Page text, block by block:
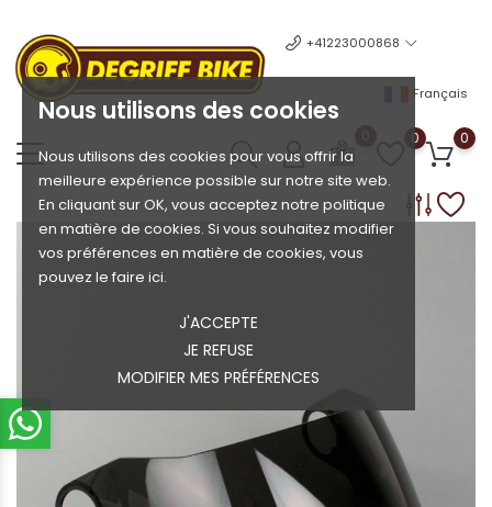
Nous utilisons des cookies
Nous utilisons des cookies pour vous offrir la
meilleure expérience possible sur notre site web.
En cliquant sur OK, vous acceptez notre politique
en matière de cookies. Si vous souhaitez modifier
vos préférences en matière de cookies, vous
pouvez le faire ici.
J'ACCEPTE
JE REFUSE
MODIFIER MES PRÉFÉRENCES
+41223000868
Français
0 0